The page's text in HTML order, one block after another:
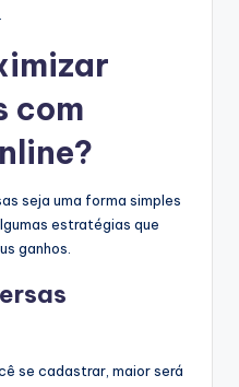
com
seja uma forma simples
estratégias que
ganhos.
se cadastrar, maior será